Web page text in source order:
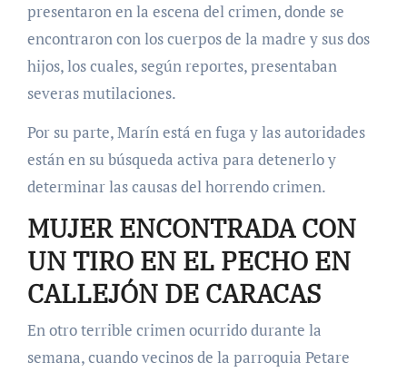
presentaron en la escena del crimen, donde se
encontraron con los cuerpos de la madre y sus dos
hijos, los cuales, según reportes, presentaban
severas mutilaciones.
Por su parte, Marín está en fuga y las autoridades
están en su búsqueda activa para detenerlo y
determinar las causas del horrendo crimen.
MUJER ENCONTRADA CON
UN TIRO EN EL PECHO EN
CALLEJÓN DE CARACAS
En otro terrible crimen ocurrido durante la
semana, cuando vecinos de la parroquia Petare